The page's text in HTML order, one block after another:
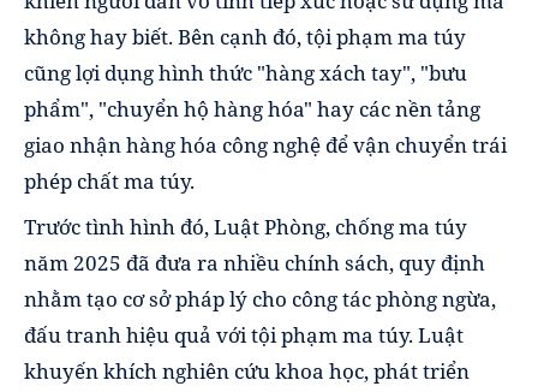
không hay biết. Bên cạnh đó, tội phạm ma túy
cũng lợi dụng hình thức "hàng xách tay", "bưu
phẩm", "chuyển hộ hàng hóa" hay các nền tảng
giao nhận hàng hóa công nghệ để vận chuyển trái
phép chất ma túy.
Trước tình hình đó, Luật Phòng, chống ma túy
năm 2025 đã đưa ra nhiều chính sách, quy định
nhằm tạo cơ sở pháp lý cho công tác phòng ngừa,
đấu tranh hiệu quả với tội phạm ma túy. Luật
khuyến khích nghiên cứu khoa học, phát triển